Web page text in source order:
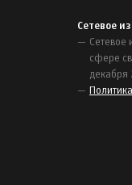
Сетевое
Сетевое
сфере
декабря